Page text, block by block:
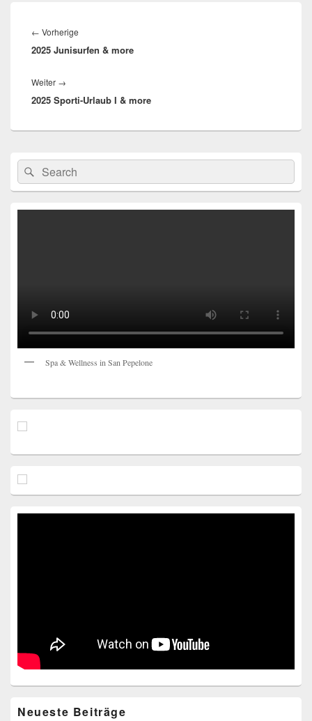
← Vorherige
Beitrag:
2025 Junisurfen & more
Weiter →
Beitrag:
2025 Sporti-Urlaub I & more
Primärer
Seitenleisten-
Widgetbereich
Suchen
nach:
Suchen
Spa & Wellness in San Pepelone
Neueste Beiträge